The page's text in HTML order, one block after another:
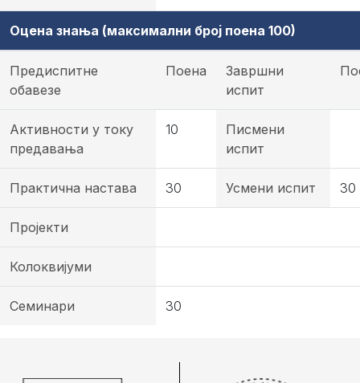
Оцена знања (максимални број поена 100)
Предиспитне
обавезе
Поена
Завршни
испит
Активности у току
предавања
10
Писмени
испит
Практична настава 30 Усмени испит 30
Пројекти
Колоквијуми
Семинари 30